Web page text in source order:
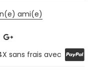
ami(e)
sans frais avec